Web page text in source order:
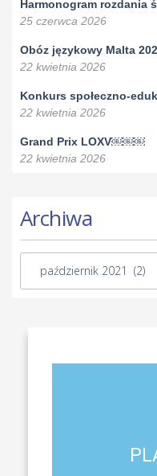
Harmonogram rozdania
25 czerwca 2026
Obóz językowy Malta
22 kwietnia 2026
Konkurs społeczno-
22 kwietnia 2026
Grand Prix LOXV￼￼￼
22 kwietnia 2026
Archiwa